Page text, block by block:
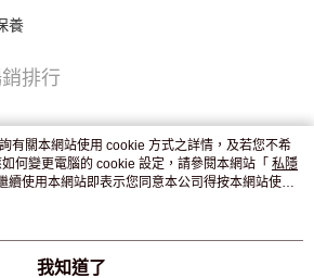
養
排行
有關本網站使用 cookie 方式之詳情，及若您不希
何變更電腦的 cookie 設定，請參閱本網站「 私隱
續使用本網站即表示您同意本公司得按本網站使用
。
我知道了